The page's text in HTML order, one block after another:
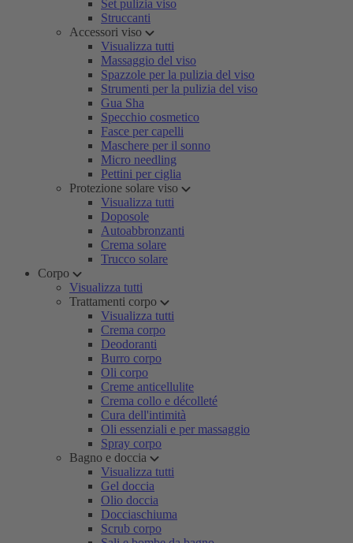
Set pulizia viso
Struccanti
Accessori viso
Visualizza tutti
Massaggio del viso
Spazzole per la pulizia del viso
Strumenti per la pulizia del viso
Gua Sha
Specchio cosmetico
Fasce per capelli
Maschere per il sonno
Micro needling
Pettini per ciglia
Protezione solare viso
Visualizza tutti
Doposole
Autoabbronzanti
Crema solare
Trucco solare
Corpo
Visualizza tutti
Trattamenti corpo
Visualizza tutti
Crema corpo
Deodoranti
Burro corpo
Oli corpo
Creme anticellulite
Crema collo e décolleté
Cura dell'intimità
Oli essenziali e per massaggio
Spray corpo
Bagno e doccia
Visualizza tutti
Gel doccia
Olio doccia
Docciaschiuma
Scrub corpo